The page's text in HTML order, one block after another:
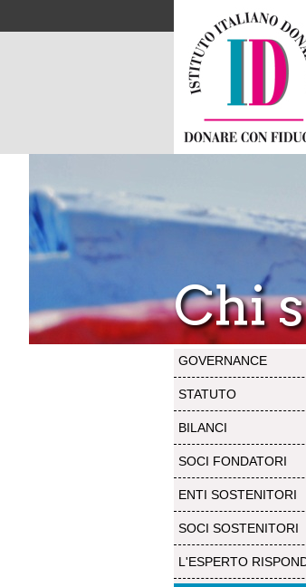
Chi
GOVERNANCE
STATUTO
BILANCI
SOCI FONDATORI
ENTI SOSTENITORI
SOCI SOSTENITORI
L'ESPERTO